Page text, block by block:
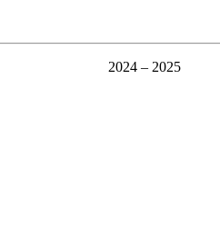
2024 – 2025